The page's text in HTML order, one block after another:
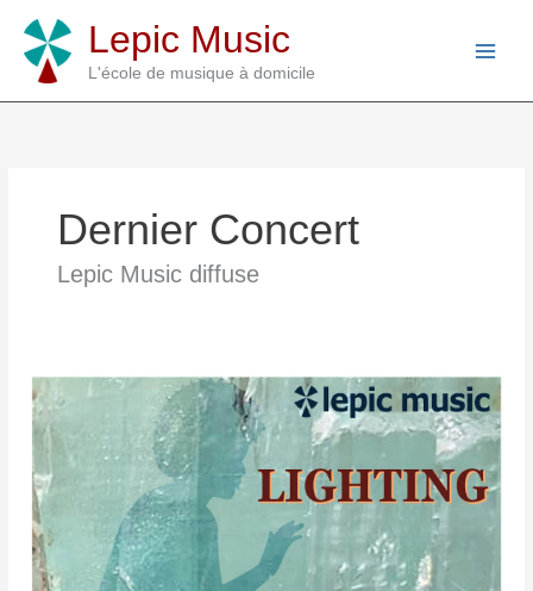
contenu
Lepic Music
L'école de musique à domicile
Dernier Concert
Lepic Music diffuse